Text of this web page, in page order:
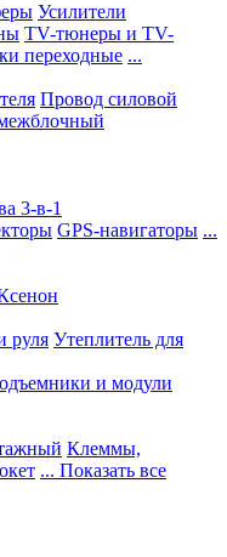
Усилители
TV-тюнеры и TV-
переходные ...
Провод силовой
3-в-1
GPS-навигаторы ...
руля Утеплитель для
и модули
Клеммы,
... Показать все